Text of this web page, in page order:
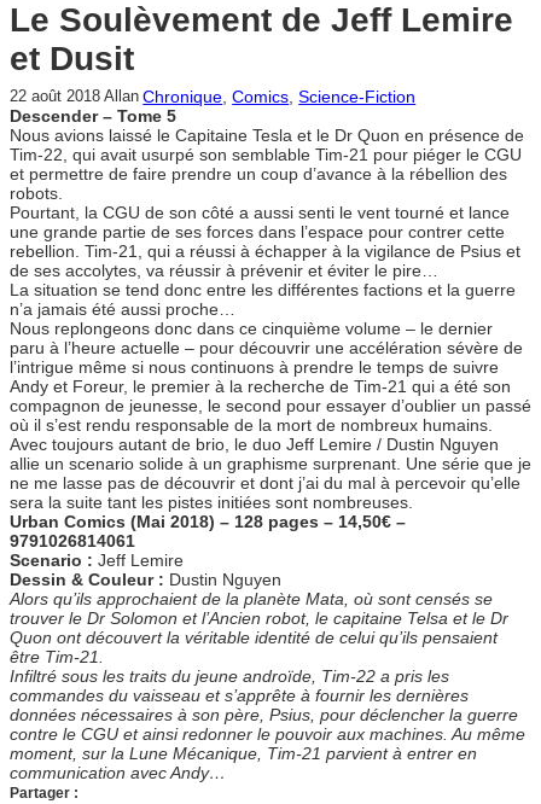
Le Soulèvement de Jeff Lemire
et Dusit
22 août 2018 Allan Chronique, Comics, Science-Fiction
Descender – Tome 5
Nous avions laissé le Capitaine Tesla et le Dr Quon en présence de
Tim-22, qui avait usurpé son semblable Tim-21 pour piéger le CGU
et permettre de faire prendre un coup d’avance à la rébellion des
robots.
Pourtant, la CGU de son côté a aussi senti le vent tourné et lance
une grande partie de ses forces dans l’espace pour contrer cette
rebellion. Tim-21, qui a réussi à échapper à la vigilance de Psius et
de ses accolytes, va réussir à prévenir et éviter le pire…
La situation se tend donc entre les différentes factions et la guerre
n’a jamais été aussi proche…
Nous replongeons donc dans ce cinquième volume – le dernier
paru à l’heure actuelle – pour découvrir une accélération sévère de
l’intrigue même si nous continuons à prendre le temps de suivre
Andy et Foreur, le premier à la recherche de Tim-21 qui a été son
compagnon de jeunesse, le second pour essayer d’oublier un passé
où il s’est rendu responsable de la mort de nombreux humains.
Avec toujours autant de brio, le duo Jeff Lemire / Dustin Nguyen
allie un scenario solide à un graphisme surprenant. Une série que je
ne me lasse pas de découvrir et dont j’ai du mal à percevoir qu’elle
sera la suite tant les pistes initiées sont nombreuses.
Urban Comics (Mai 2018) – 128 pages – 14,50€ –
9791026814061
Scenario : Jeff Lemire
Dessin & Couleur : Dustin Nguyen
Alors qu’ils approchaient de la planète Mata, où sont censés se
trouver le Dr Solomon et l’Ancien robot, le capitaine Telsa et le Dr
Quon ont découvert la véritable identité de celui qu’ils pensaient
être Tim-21.
Infiltré sous les traits du jeune androïde, Tim-22 a pris les
commandes du vaisseau et s’apprête à fournir les dernières
données nécessaires à son père, Psius, pour déclencher la guerre
contre le CGU et ainsi redonner le pouvoir aux machines. Au même
moment, sur la Lune Mécanique, Tim-21 parvient à entrer en
communication avec Andy…
Partager :